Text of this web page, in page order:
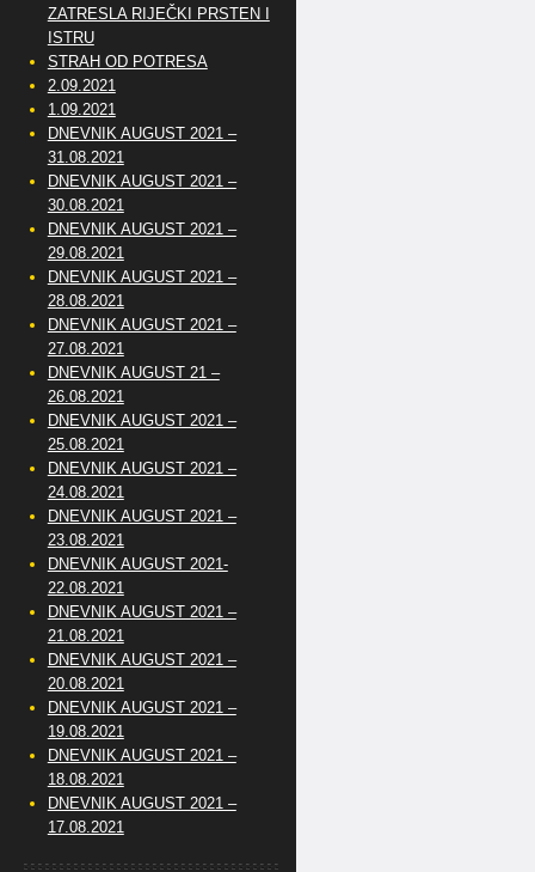
ZATRESLA RIJEČKI PRSTEN I
ISTRU
STRAH OD POTRESA
2.09.2021
1.09.2021
DNEVNIK AUGUST 2021 –
31.08.2021
DNEVNIK AUGUST 2021 –
30.08.2021
DNEVNIK AUGUST 2021 –
29.08.2021
DNEVNIK AUGUST 2021 –
28.08.2021
DNEVNIK AUGUST 2021 –
27.08.2021
DNEVNIK AUGUST 21 –
26.08.2021
DNEVNIK AUGUST 2021 –
25.08.2021
DNEVNIK AUGUST 2021 –
24.08.2021
DNEVNIK AUGUST 2021 –
23.08.2021
DNEVNIK AUGUST 2021-
22.08.2021
DNEVNIK AUGUST 2021 –
21.08.2021
DNEVNIK AUGUST 2021 –
20.08.2021
DNEVNIK AUGUST 2021 –
19.08.2021
DNEVNIK AUGUST 2021 –
18.08.2021
DNEVNIK AUGUST 2021 –
17.08.2021